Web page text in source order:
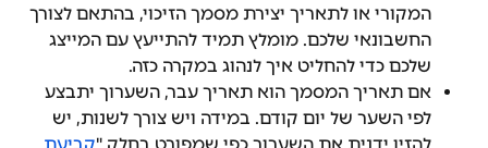
המקורי או לתאריך יצירת מסמך הזיכוי, בהתאם לצורך
החשבונאי שלכם. מומלץ תמיד להתייעץ עם המייצג
שלכם כדי להחליט איך לנהוג במקרה כזה.
אם תאריך המסמך הוא תאריך עבר, השערוך יתבצע
לפי השער של יום קודם. במידה ויש צורך לשנות, יש